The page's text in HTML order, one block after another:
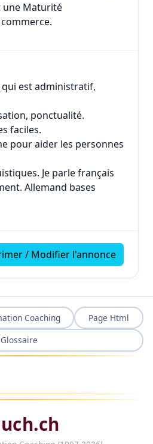
une Maturité
est administratif,
ponctualité.
faciles.
pour aider les personnes
Je parle français
Allemand bases
/ Modifier l'annonce
Coaching
Page Html
Glossaire